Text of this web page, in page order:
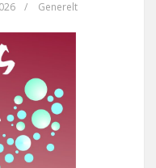
/ Generelt